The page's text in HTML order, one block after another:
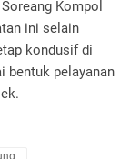
Kompol
ini selain
kondusif di
bentuk pelayanan